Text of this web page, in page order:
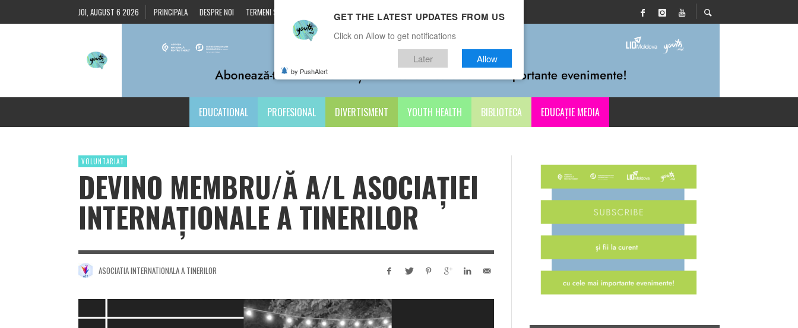
JOI, AUGUST 6 2026 PRINCIPALA DESPRE NOI TERMENI ȘI CONDIȚII CONTACTE
EDUCATIONAL PROFESIONAL DIVERTISMENT YOUTH HEALTH BIBLIOTECA EDUCAȚIE MEDIA
VOLUNTARIAT
DEVINO MEMBRU/Ă A/L ASOCIAȚIEI
INTERNAȚIONALE A TINERILOR
ASOCIATIA INTERNATIONALA A TINERILOR
GET THE LATEST UPDATES FROM US
Click on Allow to get notifications
Later Allow
by PushAlert